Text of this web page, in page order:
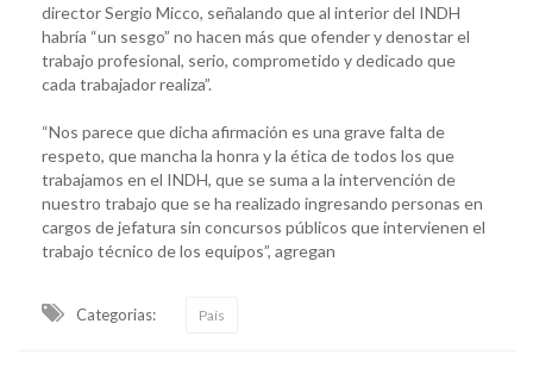
director Sergio Micco, señalando que al interior del INDH
habría “un sesgo” no hacen más que ofender y denostar el
trabajo profesional, serio, comprometido y dedicado que
cada trabajador realiza”.
“Nos parece que dicha afirmación es una grave falta de
respeto, que mancha la honra y la ética de todos los que
trabajamos en el INDH, que se suma a la intervención de
nuestro trabajo que se ha realizado ingresando personas en
cargos de jefatura sin concursos públicos que intervienen el
trabajo técnico de los equipos”, agregan
Categorias: País